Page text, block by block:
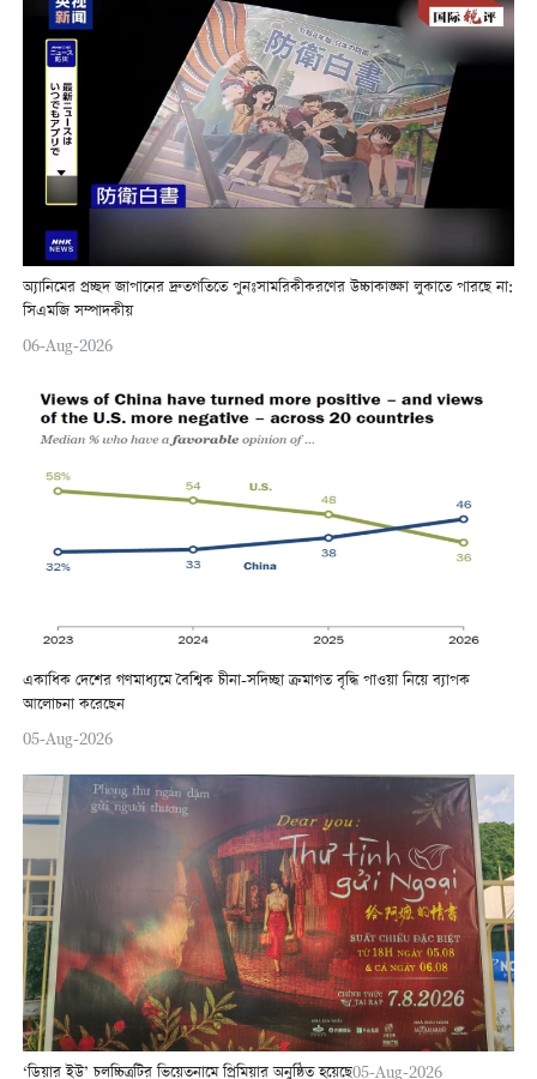
অ্যানিমের প্রচ্ছদ জাপানের দ্রুতগতিতে পুনঃসামরিকীকরণের উচ্চাকাঙ্ক্ষা লুকাতে পারছে না:
সিএমজি সম্পাদকীয়
06-Aug-2026
একাধিক দেশের গণমাধ্যমে বৈশ্বিক চীনা-সদিচ্ছা ক্রমাগত বৃদ্ধি পাওয়া নিয়ে ব্যাপক
আলোচনা করেছেন
05-Aug-2026
‘ডিয়ার ইউ’ চলচ্চিত্রটির ভিয়েতনামে প্রিমিয়ার অনুষ্ঠিত হয়েছে05-Aug-2026